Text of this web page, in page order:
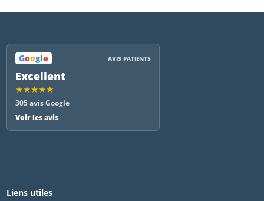
Google AVIS PATIENTS
Excellent
★★★★★
305 avis Google
Voir les avis
Liens utiles